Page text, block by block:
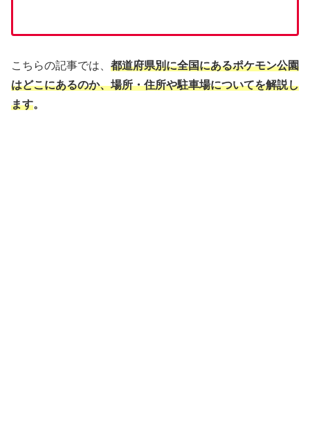
こちらの記事では、 都道府県別に全国にあるポケモン公園
はどこにあるのか、場所・住所や駐車場についてを解説し
ます。